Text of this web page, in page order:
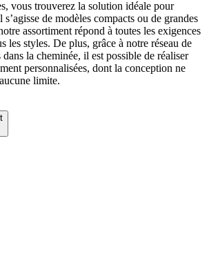
vous trouverez la solution idéale pour
de modèles compacts ou de grandes
assortiment répond à toutes les exigences
les styles. De plus, grâce à notre réseau de
dans la cheminée, il est possible de réaliser
personnalisées, dont la conception ne
limite.